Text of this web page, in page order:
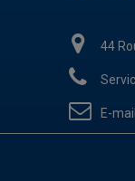
44
E-